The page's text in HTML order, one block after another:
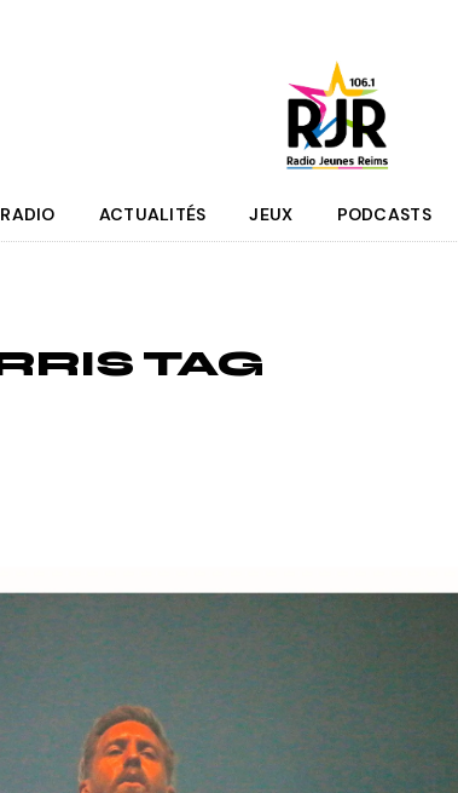
RADIO
L’équipe RJR
ACTUALITÉS
Sport
JEUX PODCASTS
TAG